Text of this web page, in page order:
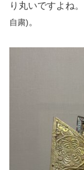
り丸いですよね。
自粛)。